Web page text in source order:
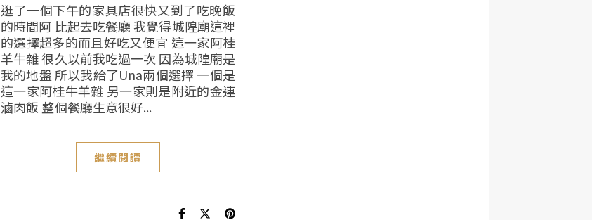
逛了一個下午的家具店很快又到了吃晚飯
的時間阿 比起去吃餐廳 我覺得城隍廟這裡
的選擇超多的而且好吃又便宜 這一家阿桂
羊牛雜 很久以前我吃過一次 因為城隍廟是
我的地盤 所以我給了Una兩個選擇 一個是
這一家阿桂牛羊雜 另一家則是附近的金連
滷肉飯 整個餐廳生意很好...
繼續閱讀